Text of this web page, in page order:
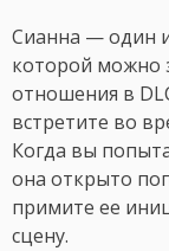
Сианна — один
которой можно
отношения в
встретите во
Когда вы
она открыто
примите ее
сцену.